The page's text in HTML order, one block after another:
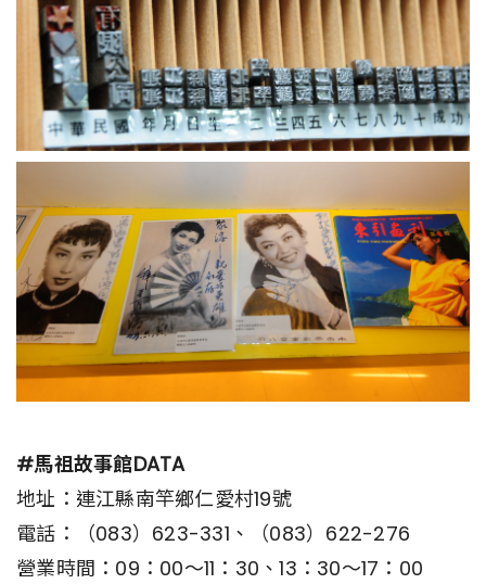
#馬祖故事館DATA
地址：連江縣南竿鄉仁愛村19號
電話：（083）623-331、（083）622-276
營業時間：09：00～11：30、13：30～17：00